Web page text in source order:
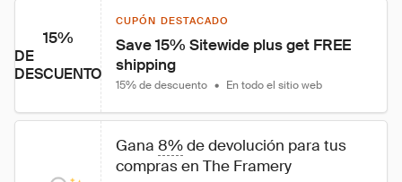
15%
DE
DESCUENTO
CUPÓN DESTACADO
Save 15% Sitewide plus get FREE
shipping
15% de descuento • En todo el sitio web
Gana 8% de devolución para tus
compras en The Framery